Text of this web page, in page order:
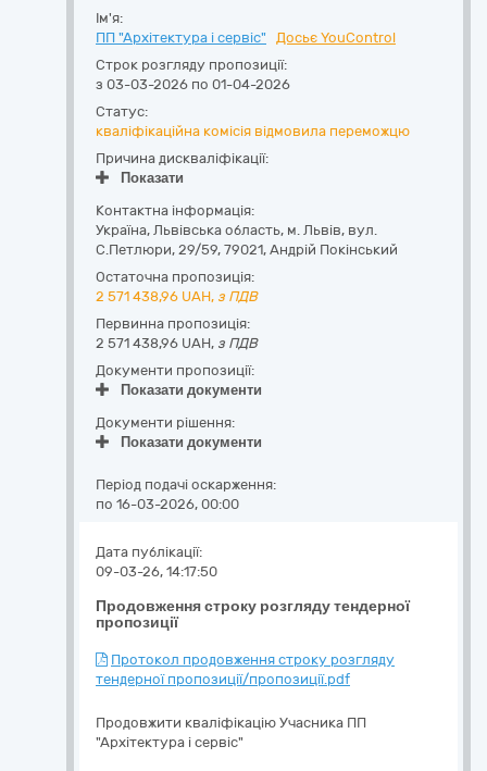
Ім'я:
ПП "Архітектура і сервіс"
Досьє YouControl
Строк розгляду пропозиції:
з 03-03-2026 по 01-04-2026
Статус:
кваліфікаційна комісія відмовила переможцю
Причина дискваліфікації:
Показати
Контактна інформація:
Україна, Львівська область, м. Львів, вул.
С.Петлюри, 29/59, 79021, Андрій Покінський
Остаточна пропозиція:
2 571 438,96 UAH, з ПДВ
Первинна пропозиція:
2 571 438,96 UAH, з ПДВ
Документи пропозиції:
Показати документи
Документи рішення:
Показати документи
Період подачі оскарження:
по 16-03-2026, 00:00
Продовження строку розгляду тендерної
пропозиції
Дата публікації:
09-03-26, 14:17:50
Протокол продовження строку розгляду
тендерної пропозиції/пропозиції.pdf
Продовжити кваліфікацію Учасника ПП
"Архітектура і сервіс"